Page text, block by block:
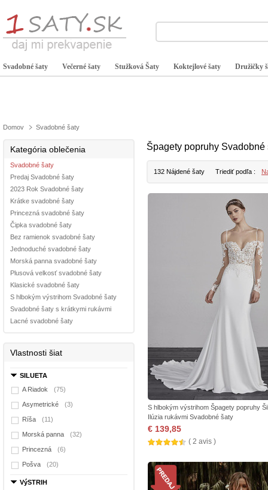
Svadobné šaty Večerné šaty Stužková Šaty Koktejlové šaty Družičky
Domov Svadobné šaty
Kategória oblečenia
Svadobné šaty
Predaj Svadobné šaty
2023 Rok Svadobné šaty
Krátke svadobné šaty
Princezná svadobné šaty
Čipka svadobné šaty
Bez ramienok svadobné šaty
Jednoduché svadobné šaty
Morská panna svadobné šaty
Plusová velkosť svadobné šaty
Klasické svadobné šaty
S hlbokým výstrihom Svadobné šaty
Svadobné šaty s krátkymi rukávmi
Lacné svadobné šaty
Vlastnosti šiat
SILUETA
A Riadok
(75)
Asymetrické (3)
Ríša (11)
Morská panna (32)
Princezná (6)
Pošva (20)
VýSTRIH
Špagety popruhy Svadobné
132 Nájdené šaty Triediť podľa :
S hlbokým výstrihom Špagety popruhy
Ilúzia rukávmi Svadobné šaty
€ 139,85
( 2 avis )